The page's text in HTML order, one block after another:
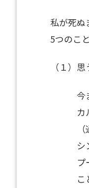
私が死ぬ
5つのこ
（１）
今ま
カル
（通
シン
プー
こと